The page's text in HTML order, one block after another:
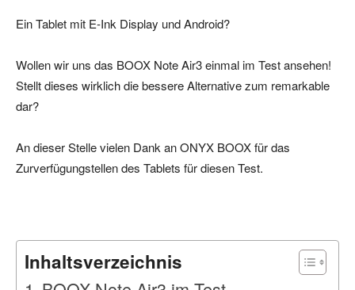
Ein Tablet mit E-Ink Display und Android?
Wollen wir uns das BOOX Note Air3 einmal im Test ansehen!
Stellt dieses wirklich die bessere Alternative zum remarkable
dar?
An dieser Stelle vielen Dank an ONYX BOOX für das
Zurverfügungstellen des Tablets für diesen Test.
Inhaltsverzeichnis